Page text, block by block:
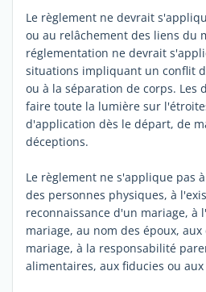
Le règlement ne devrait
ou au relâchement des liens du
réglementation ne devrait
situations impliquant un conflit
ou à la séparation de corps. Les
faire toute la lumière sur
d'application dès le départ, de
déceptions.
Le règlement ne s'applique pas
des personnes physiques, à
reconnaissance d'un mariage, à
mariage, au nom des époux,
mariage, à la responsabilité
alimentaires, aux fiducies ou aux